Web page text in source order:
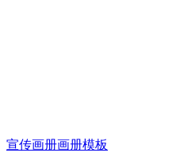
宣传画册画册模板